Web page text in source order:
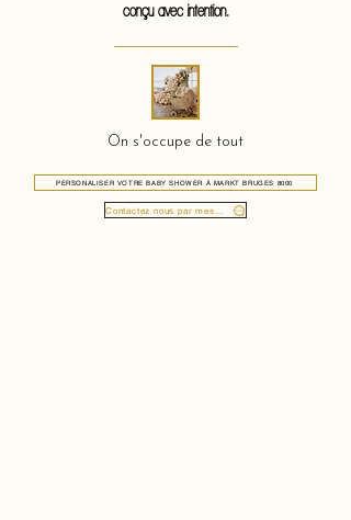
conçu avec intention.
On s'occupe de tout
PERSONALISER VOTRE BABY SHOWER À MARKT BRUGES 8000